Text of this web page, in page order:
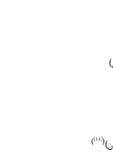
(
[14]
)